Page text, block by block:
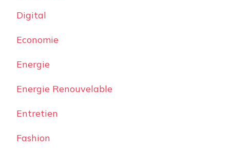
Digital
Economie
Energie
Energie Renouvelable
Entretien
Fashion